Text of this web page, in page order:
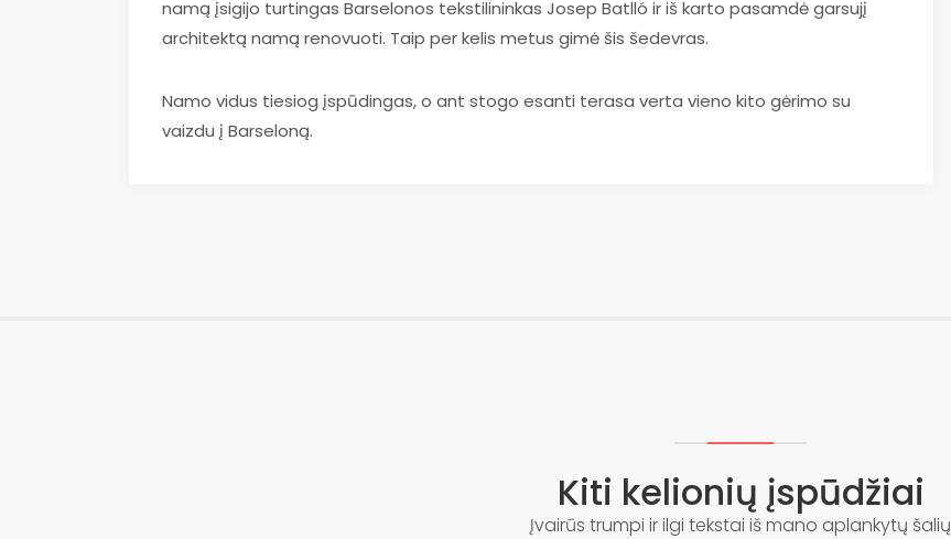
namą įsigijo turtingas Barselonos tekstilininkas Josep Batlló ir iš karto pasamdė garsujį
architektą namą renovuoti. Taip per kelis metus gimė šis šedevras.
Namo vidus tiesiog įspūdingas, o ant stogo esanti terasa verta vieno kito gėrimo su
vaizdu į Barseloną.
Kiti kelionių įspūdžiai
Įvairūs trumpi ir ilgi tekstai iš mano aplankytų šalių